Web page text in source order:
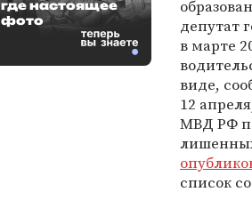
депутат
в марте
виде,
12
МВД РФ
список
где настоящее
фото